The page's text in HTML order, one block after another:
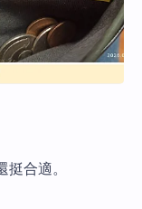
合適。